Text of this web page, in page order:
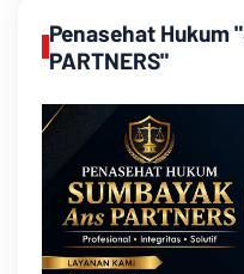
Penasehat Hukum
PARTNERS"